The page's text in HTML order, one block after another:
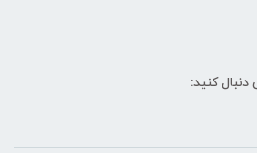
دنبال کنید: